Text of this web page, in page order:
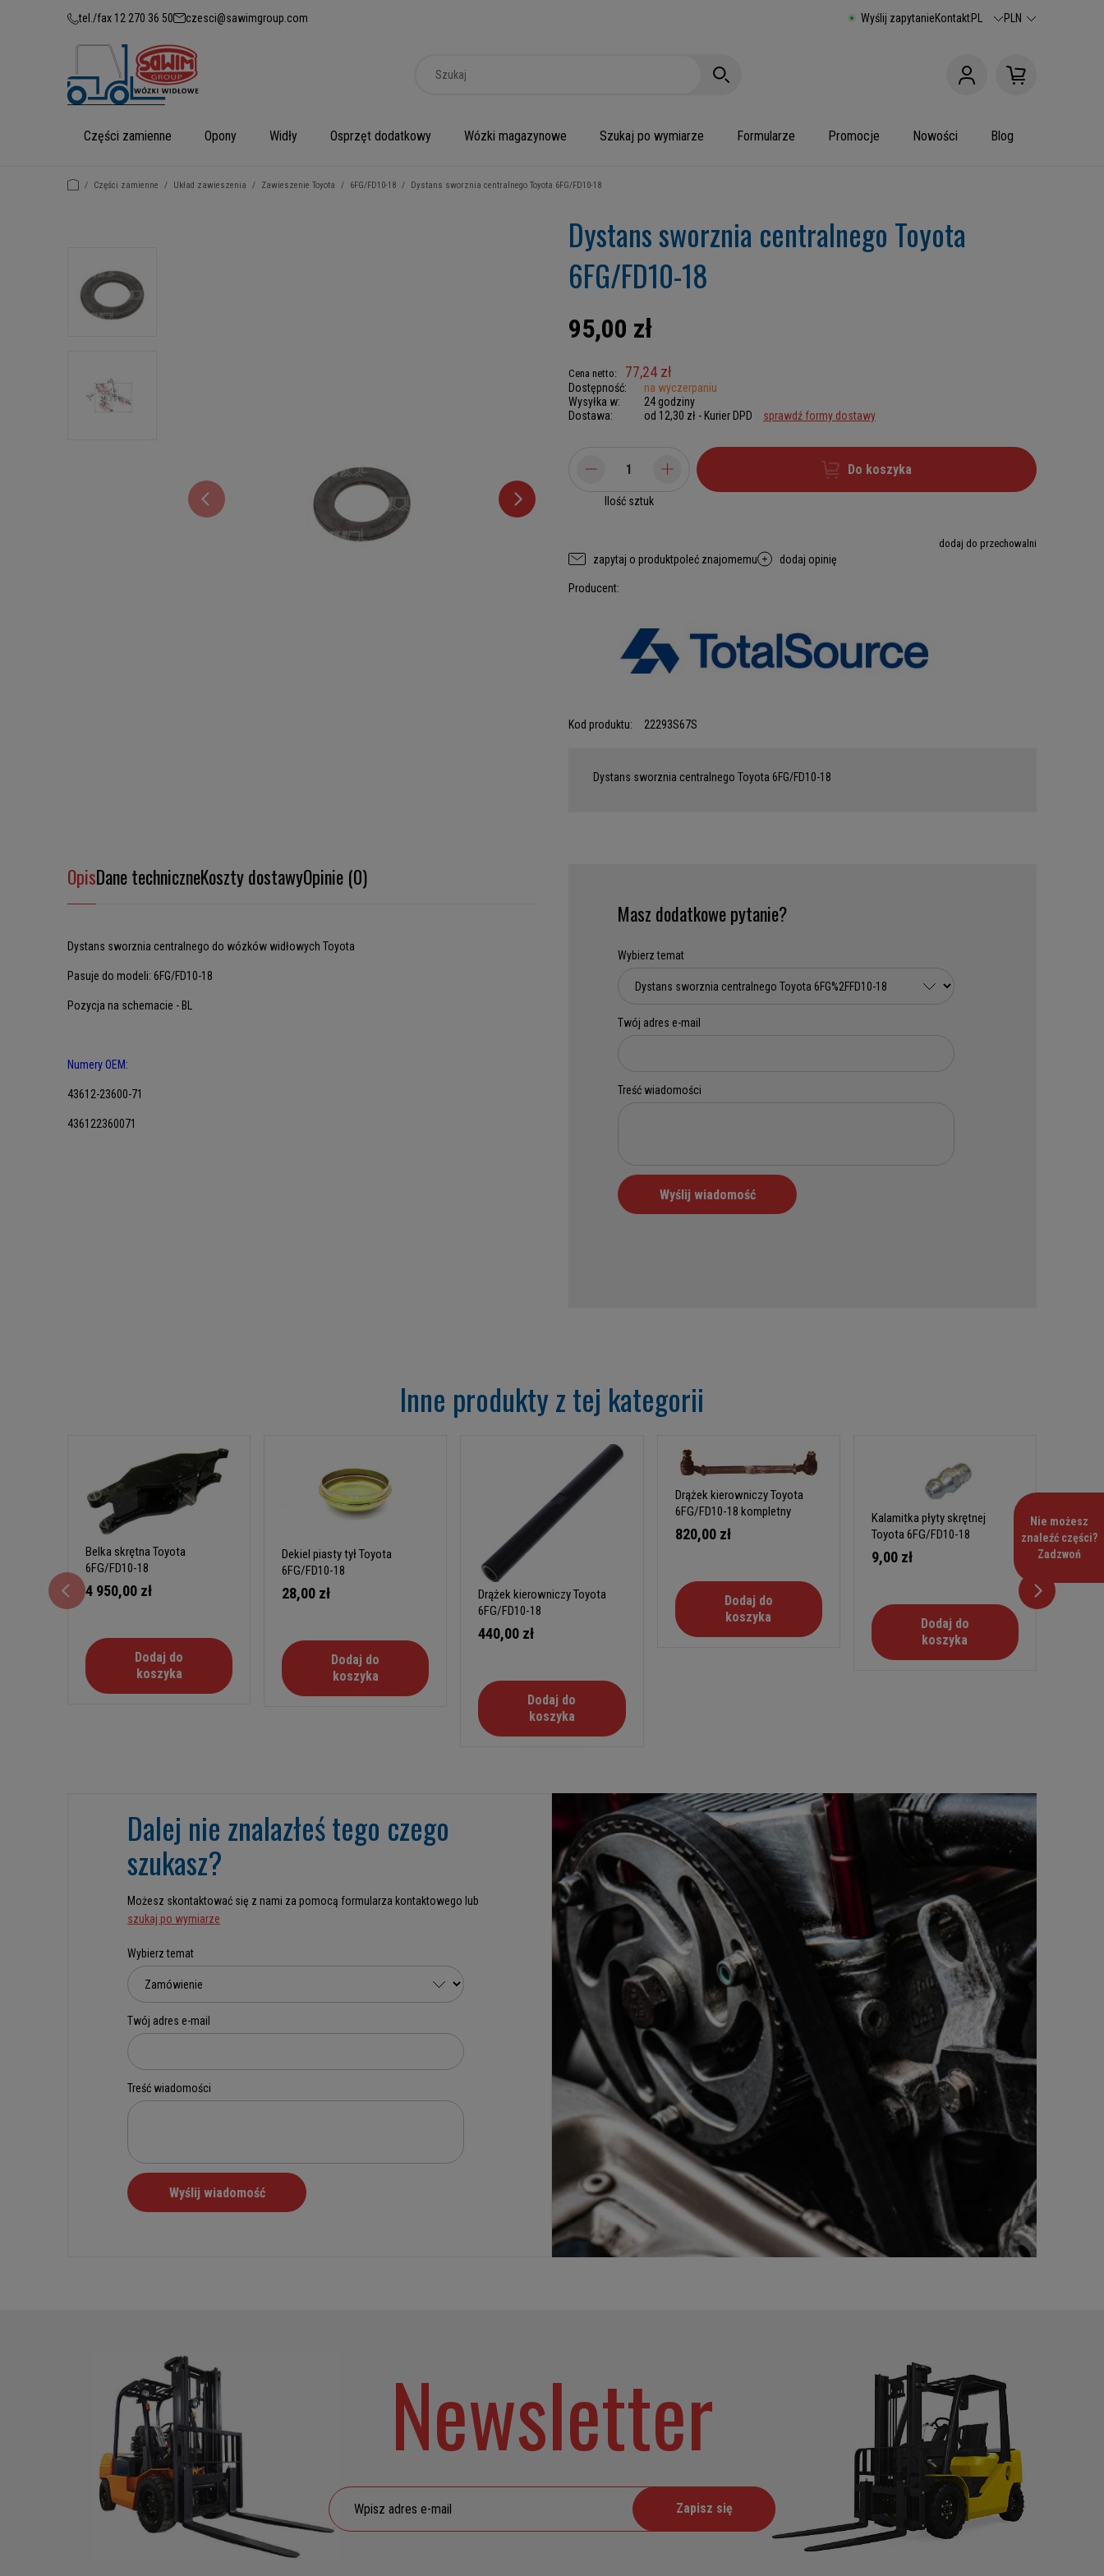
tel./fax 12 270 36 50 czesci@sawimgroup.com Wyślij zapytanieKontaktPL PLN
Części zamienne Opony Widły Osprzęt dodatkowy Wózki magazynowe Szukaj po wymiarze Formularze Promocje Nowości Blog
/ Części zamienne / Układ zawieszenia / Zawieszenie Toyota / 6FG/FD10-18 / Dystans sworznia centralnego Toyota 6FG/FD10-18
Dystans sworznia centralnego Toyota
6FG/FD10-18
95,00 zł
Cena netto: 77,24 zł
Dostępność:
na wyczerpaniu
Wysyłka w:
24 godziny
Dostawa:
od 12,30 zł - Kurier DPD sprawdź formy dostawy
Ilość sztuk
Do koszyka
dodaj do przechowalni
zapytaj o produktpoleć znajomemu dodaj opinię
Producent:
Kod produktu: 22293S67S
Dystans sworznia centralnego Toyota 6FG/FD10-18
OpisDane techniczneKoszty dostawyOpinie (0)
Dystans sworznia centralnego do wózków widłowych Toyota
Pasuje do modeli: 6FG/FD10-18
Pozycja na schemacie - BL
Numery OEM:
43612-23600-71
436122360071
Masz dodatkowe pytanie?
Inne produkty z tej kategorii
Belka skrętna Toyota
6FG/FD10-18
4 950,00 zł
Dodaj do
koszyka
Dekiel piasty tył Toyota
6FG/FD10-18
28,00 zł
Dodaj do
koszyka
Drążek kierowniczy Toyota
6FG/FD10-18
440,00 zł
Dodaj do
koszyka
Drążek kierowniczy Toyota
6FG/FD10-18 kompletny
820,00 zł
Dodaj do
koszyka
Kalamitka płyty skrętnej
Toyota 6FG/FD10-18
9,00 zł
Dodaj do
koszyka
Toyota
Dalej nie znalazłeś tego czego
szukasz?
Możesz skontaktować się z nami za pomocą formularza kontaktowego lub
szukaj po wymiarze
Newsletter
Zapisz się
Nie możesz
znaleźć części?
Zadzwoń